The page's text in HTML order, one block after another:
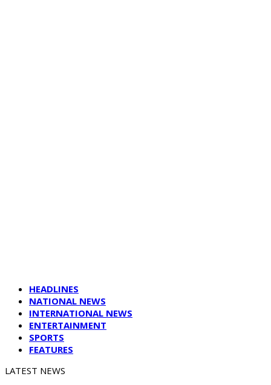
HEADLINES
NATIONAL NEWS
INTERNATIONAL NEWS
ENTERTAINMENT
SPORTS
FEATURES
LATEST NEWS